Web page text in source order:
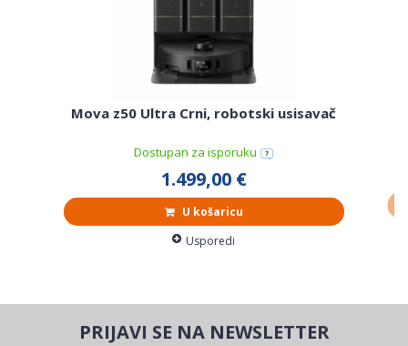
Mova z50 Ultra Crni, robotski usisavač
Dostupan za isporuku
1.499,00 €
U košaricu
Usporedi
PRIJAVI SE NA NEWSLETTER